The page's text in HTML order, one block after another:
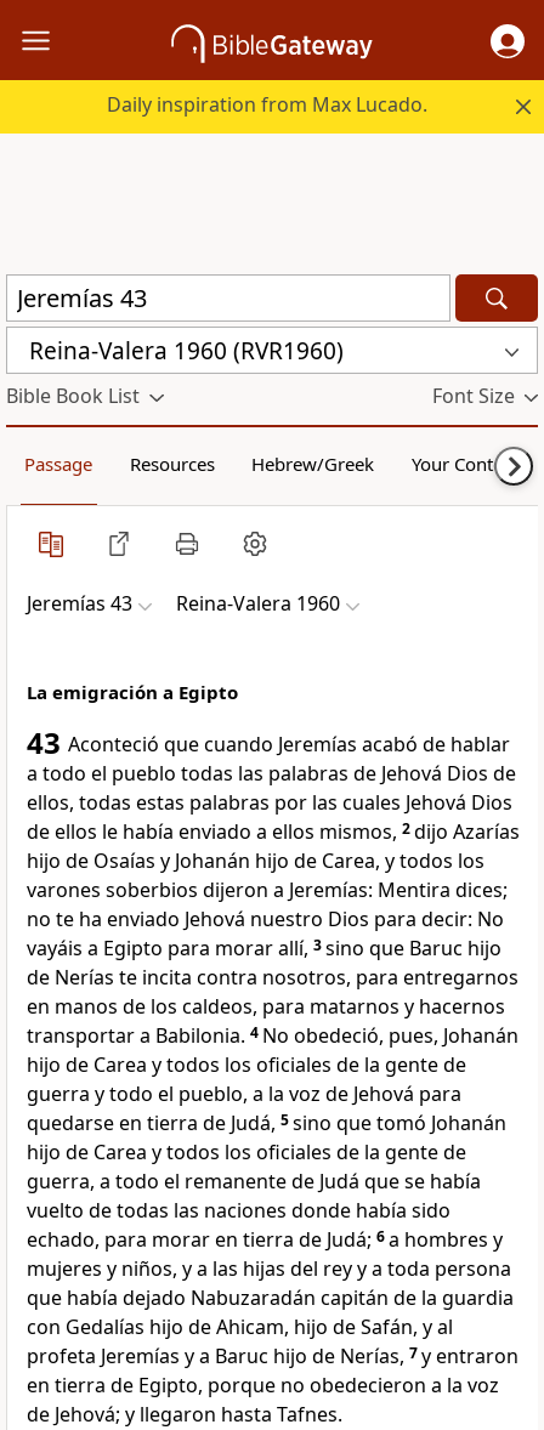
Daily inspiration from Max Lucado.
Reina-Valera 1960 (RVR1960)
Bible Book List Font Size
Passage Resources Hebrew/Greek Your Content
Jeremías 43 Reina-Valera 1960
La emigración a Egipto
43 Aconteció que cuando Jeremías acabó de hablar
a todo el pueblo todas las palabras de Jehová Dios de
ellos, todas estas palabras por las cuales Jehová Dios
de ellos le había enviado a ellos mismos, 2dijo Azarías
hijo de Osaías y Johanán hijo de Carea, y todos los
varones soberbios dijeron a Jeremías: Mentira dices;
no te ha enviado Jehová nuestro Dios para decir: No
vayáis a Egipto para morar allí, 3sino que Baruc hijo
de Nerías te incita contra nosotros, para entregarnos
en manos de los caldeos, para matarnos y hacernos
transportar a Babilonia. 4 No obedeció, pues, Johanán
hijo de Carea y todos los oficiales de la gente de
guerra y todo el pueblo, a la voz de Jehová para
quedarse en tierra de Judá, 5sino que tomó Johanán
hijo de Carea y todos los oficiales de la gente de
guerra, a todo el remanente de Judá que se había
vuelto de todas las naciones donde había sido
echado, para morar en tierra de Judá; 6a hombres y
mujeres y niños, y a las hijas del rey y a toda persona
que había dejado Nabuzaradán capitán de la guardia
con Gedalías hijo de Ahicam, hijo de Safán, y al
profeta Jeremías y a Baruc hijo de Nerías, 7y entraron
en tierra de Egipto, porque no obedecieron a la voz
de Jehová; y llegaron hasta Tafnes.